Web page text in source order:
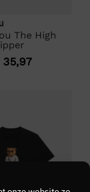
The High
35,97